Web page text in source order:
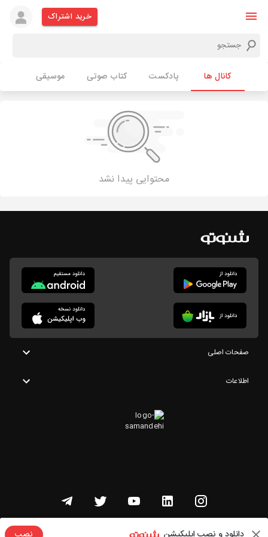
خرید اشتراک
کانال ها پادکست کتاب صوتی موسیقی
محتوایی پیدا نشد
صفحات اصلی
اطلاعات
تمامی حقوق این وبسایت متعلق به شنوتو است